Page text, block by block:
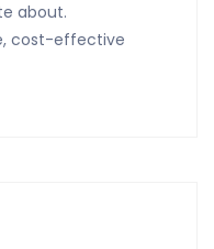
about.
cost-effective